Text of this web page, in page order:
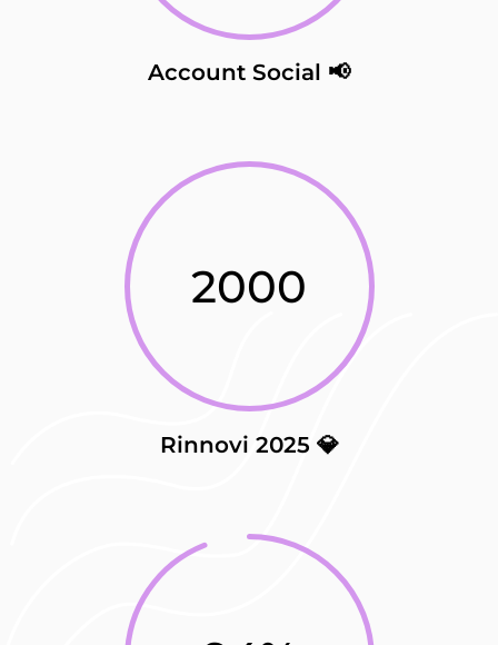
Account Social 📢
2000
Rinnovi 2025 💎